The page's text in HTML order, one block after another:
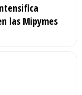
las Mipymes